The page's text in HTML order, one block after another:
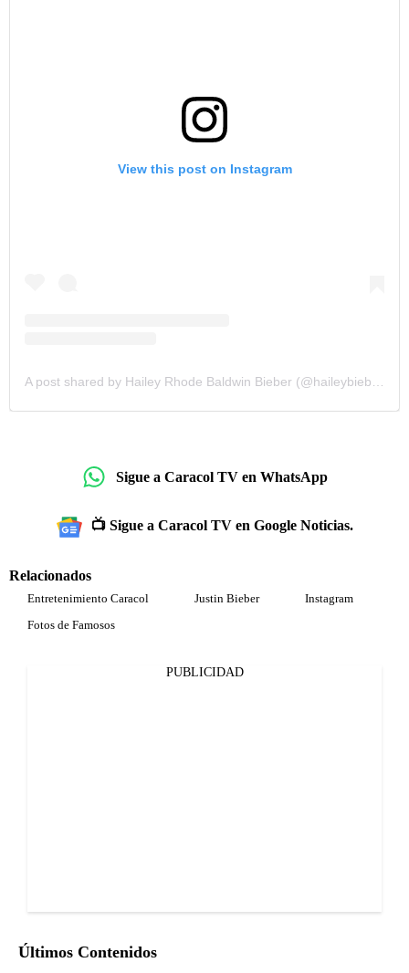
View this post on Instagram
A post shared by Hailey Rhode Baldwin Bieber (@haileybieber)
Sigue a Caracol TV en WhatsApp
📺 Sigue a Caracol TV en Google Noticias.
Relacionados
Entretenimiento Caracol Justin Bieber
Instagram
Fotos de Famosos
PUBLICIDAD
Últimos Contenidos